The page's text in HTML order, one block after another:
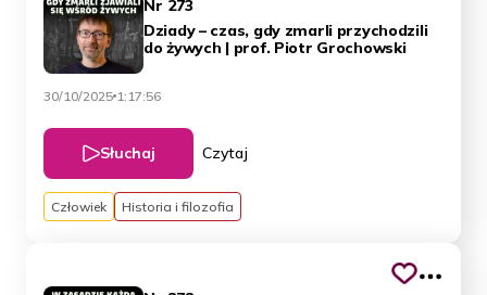
Nr 273
Dziady – czas, gdy zmarli przychodzili
do żywych | prof. Piotr Grochowski
30/10/2025 1:17:56
Słuchaj Czytaj
Człowiek Historia i filozofia